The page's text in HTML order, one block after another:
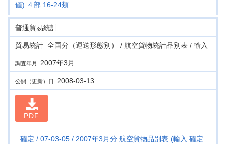
値) ４部 16-24類
普通貿易統計
貿易統計_全国分（運送形態別） / 航空貨物統計品別表 / 輸入
調査年月 2007年3月
公開（更新）日 2008-03-13
PDF
確定 07-03-05
2007年3月分 航空貨物品別表 (輸入 確定